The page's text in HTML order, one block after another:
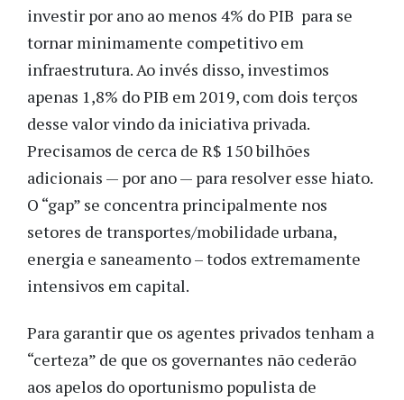
investir por ano ao menos 4% do PIB para se
tornar minimamente competitivo em
infraestrutura. Ao invés disso, investimos
apenas 1,8% do PIB em 2019, com dois terços
desse valor vindo da iniciativa privada.
Precisamos de cerca de R$ 150 bilhões
adicionais — por ano — para resolver esse hiato.
O “gap” se concentra principalmente nos
setores de transportes/mobilidade urbana,
energia e saneamento – todos extremamente
intensivos em capital.
Para garantir que os agentes privados tenham a
“certeza” de que os governantes não cederão
aos apelos do oportunismo populista de